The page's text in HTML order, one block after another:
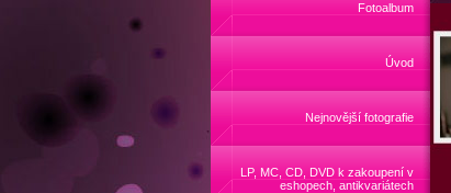
Fotoalbum
Úvod
Nejnovější fotografie
LP, MC, CD, DVD k zakoupení v
eshopech, antikvariátech